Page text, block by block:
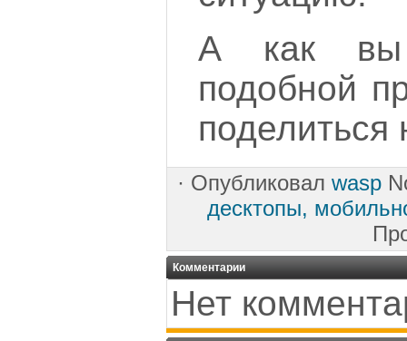
А как вы
подобной
поделиться
· Опубликовал wasp
десктопы,
Комментарии
Нет